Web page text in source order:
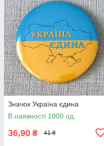
Значок Україна єдина
В наявності 1000 од.
36,90 ₴ 41 ₴